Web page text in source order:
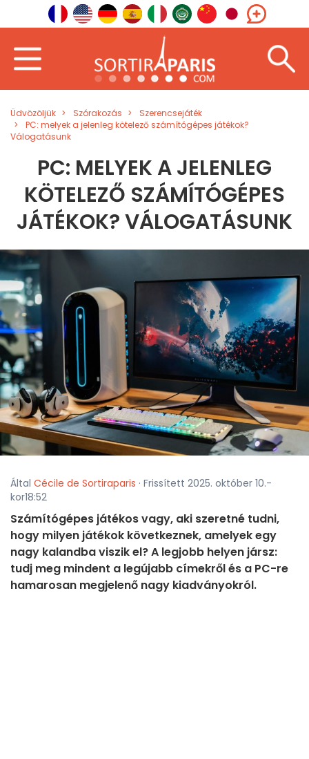
Üdvözöljük Szórakozás
Szerencsejáték
PC: melyek a jelenleg kötelező számítógépes játékok?
Válogatásunk
PC: MELYEK A JELENLEG
KÖTELEZŐ SZÁMÍTÓGÉPES
JÁTÉKOK? VÁLOGATÁSUNK
Által Cécile de Sortiraparis · Frissített 2025. október 10.-
kor18:52
Számítógépes játékos vagy, aki szeretné tudni,
hogy milyen játékok következnek, amelyek egy
nagy kalandba viszik el? A legjobb helyen jársz:
tudj meg mindent a legújabb címekről és a PC-re
hamarosan megjelenő nagy kiadványokról.